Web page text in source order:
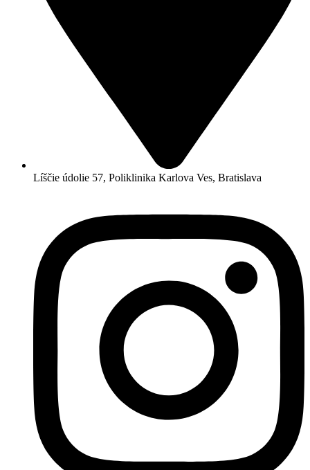
Líščie údolie 57, Poliklinika Karlova Ves, Bratislava